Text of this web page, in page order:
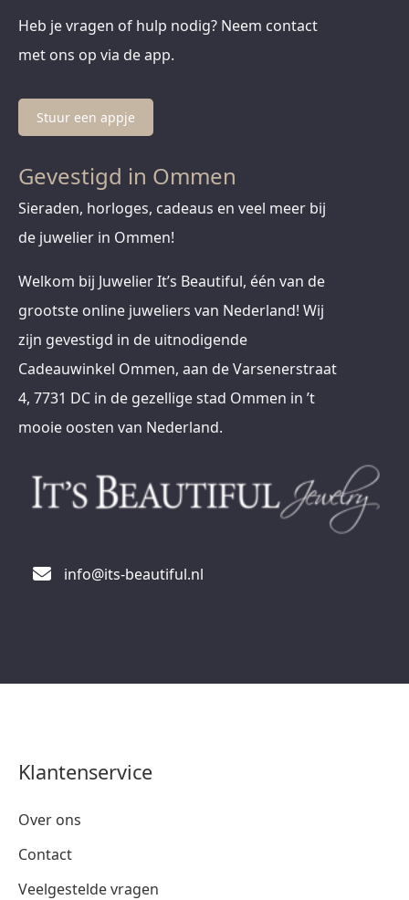
Heb je vragen of hulp nodig? Neem contact
met ons op via de app.
Stuur een appje
Gevestigd in Ommen
Sieraden, horloges, cadeaus en veel meer bij
de juwelier in Ommen!
Welkom bij Juwelier It’s Beautiful, één van de
grootste online juweliers van Nederland! Wij
zijn gevestigd in de uitnodigende
Cadeauwinkel Ommen, aan de Varsenerstraat
4, 7731 DC in de gezellige stad Ommen in ’t
mooie oosten van Nederland.
info@its-beautiful.nl
Klantenservice
Over ons
Contact
Veelgestelde vragen